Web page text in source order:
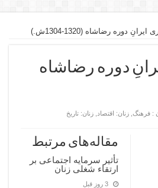
دوره رضاشاه (1320-1304ش.)
دوره رضاشاه
: فرهنگ ,زنان: اقتصاد ,زنان: تاریخ
مقاله‌های مرتبط
تأثیر سرمایه اجتماعی بر
ارتقاء شغلی زنان
3 روز قبل